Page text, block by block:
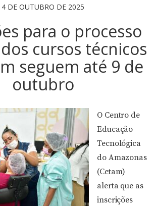
4 DE OUTUBRO DE 2025
para o processo
cursos técnicos
seguem até 9 de
outubro
O Centro de
Educação
Tecnológica
do Amazonas
(Cetam)
alerta que as
inscrições